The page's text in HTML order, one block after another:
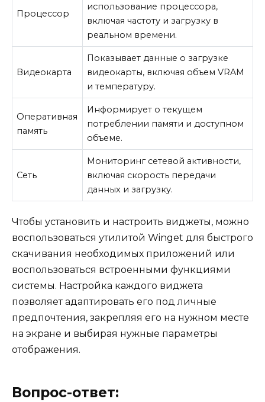
Процессор
использование процессора,
включая частоту и загрузку в
реальном времени.
Видеокарта
Показывает данные о загрузке
видеокарты, включая объем VRAM
и температуру.
Оперативная
память
Информирует о текущем
потреблении памяти и доступном
объеме.
Сеть
Мониторинг сетевой активности,
включая скорость передачи
данных и загрузку.
Чтобы установить и настроить виджеты, можно
воспользоваться утилитой Winget для быстрого
скачивания необходимых приложений или
воспользоваться встроенными функциями
системы. Настройка каждого виджета
позволяет адаптировать его под личные
предпочтения, закрепляя его на нужном месте
на экране и выбирая нужные параметры
отображения.
Вопрос-ответ: